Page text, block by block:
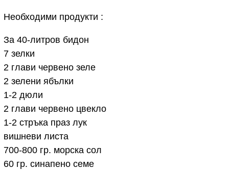
Необходими продукти :
За 40-литров бидон
7 зелки
2 глави червено зеле
2 зелени ябълки
1-2 дюли
2 глави червено цвекло
1-2 стръка праз лук
вишневи листа
700-800 гр. морска сол
60 гр. синапено семе